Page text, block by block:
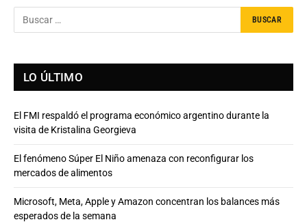
LO ÚLTIMO
El FMI respaldó el programa económico argentino durante la
visita de Kristalina Georgieva
El fenómeno Súper El Niño amenaza con reconfigurar los
mercados de alimentos
Microsoft, Meta, Apple y Amazon concentran los balances más
esperados de la semana